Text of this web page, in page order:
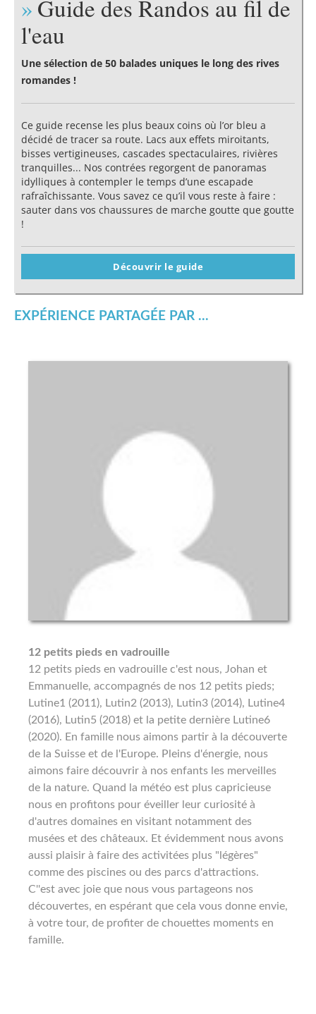
Guide des Randos au fil de
l'eau
Une sélection de 50 balades uniques le long des rives
romandes !
Ce guide recense les plus beaux coins où l’or bleu a
décidé de tracer sa route. Lacs aux effets miroitants,
bisses vertigineuses, cascades spectaculaires, rivières
tranquilles... Nos contrées regorgent de panoramas
idylliques à contempler le temps d’une escapade
rafraîchissante. Vous savez ce qu’il vous reste à faire :
sauter dans vos chaussures de marche goutte que goutte
!
Découvrir le guide
EXPÉRIENCE PARTAGÉE PAR ...
12 petits pieds en vadrouille
12 petits pieds en vadrouille c'est nous, Johan et
Emmanuelle, accompagnés de nos 12 petits pieds;
Lutine1 (2011), Lutin2 (2013), Lutin3 (2014), Lutine4
(2016), Lutin5 (2018) et la petite dernière Lutine6
(2020). En famille nous aimons partir à la découverte
de la Suisse et de l'Europe. Pleins d'énergie, nous
aimons faire découvrir à nos enfants les merveilles
de la nature. Quand la météo est plus capricieuse
nous en profitons pour éveiller leur curiosité à
d'autres domaines en visitant notamment des
musées et des châteaux. Et évidemment nous avons
aussi plaisir à faire des activitées plus "légères"
comme des piscines ou des parcs d'attractions.
C''est avec joie que nous vous partageons nos
découvertes, en espérant que cela vous donne envie,
à votre tour, de profiter de chouettes moments en
famille.